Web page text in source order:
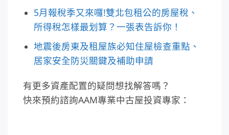
5月報稅季又來囉!雙北包租公的房屋稅、
所得稅怎樣最划算？一張表告訴你！
地震後房東及租屋族必知住屋檢查重點、
居家安全防災關鍵及補助申請
有更多資產配置的疑問想找解答嗎？
快來預約諮詢AAM專業中古屋投資專家：